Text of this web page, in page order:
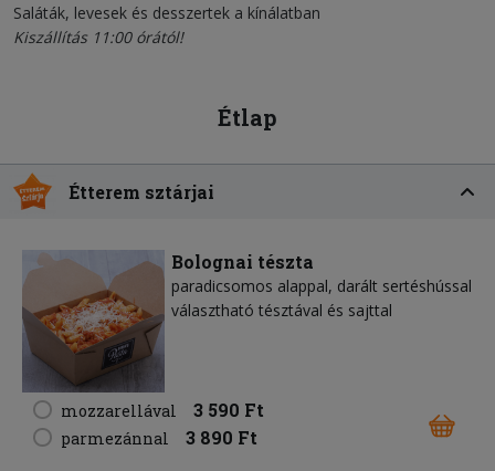
Saláták, levesek és desszertek a kínálatban
Kiszállítás 11:00 órától!
Étlap
Étterem sztárjai
Bolognai tészta
paradicsomos alappal, darált sertéshússal
választható tésztával és sajttal
mozzarellával 3 590 Ft
parmezánnal 3 890 Ft